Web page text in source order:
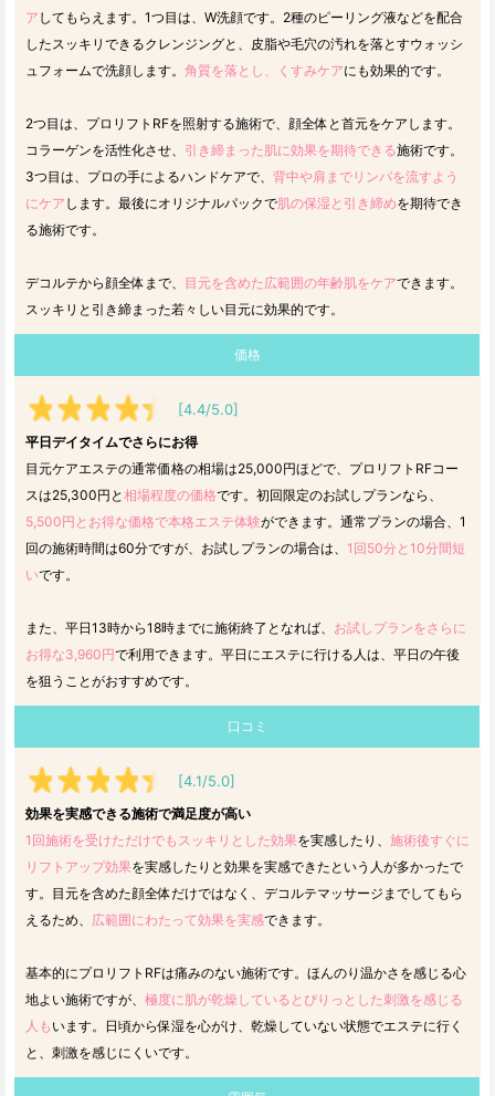
ア してもらえます。1つ目は、W洗顔です。2種のピーリング液などを配合
したスッキリできるクレンジングと、皮脂や毛穴の汚れを落とすウォッシ
ュフォームで洗顔します。 角質を落とし、くすみケアにも効果的です。
2つ目は、プロリフトRFを照射する施術で、顔全体と首元をケアします。
コラーゲンを活性化させ、 引き締まった肌に効果を期待できる施術です。
3つ目は、プロの手によるハンドケアで、 背中や肩までリンパを流すよう
にケア します。最後にオリジナルパックで肌の保湿と引き締めを期待でき
る施術です。
デコルテから顔全体まで、 目元を含めた広範囲の年齢肌をケアできます。
スッキリと引き締まった若々しい目元に効果的です。
価格
[4.4/5.0]
平日デイタイムでさらにお得
目元ケアエステの通常価格の相場は25,000円ほどで、プロリフトRFコー
スは25,300円と相場程度の価格です。初回限定のお試しプランなら、
5,500円とお得な価格で本格エステ体験ができます。通常プランの場合、1
回の施術時間は60分ですが、お試しプランの場合は、 1回50分と10分間短
いです。
また、平日13時から18時までに施術終了となれば、 お試しプランをさらに
お得な3,960円で利用できます。平日にエステに行ける人は、平日の午後
を狙うことがおすすめです。
口コミ
[4.1/5.0]
効果を実感できる施術で満足度が高い
1回施術を受けただけでもスッキリとした効果を実感したり、 施術後すぐに
リフトアップ効果を実感したりと効果を実感できたという人が多かったで
す。目元を含めた顔全体だけではなく、デコルテマッサージまでしてもら
えるため、 広範囲にわたって効果を実感できます。
基本的にプロリフトRFは痛みのない施術です。ほんのり温かさを感じる心
地よい施術ですが、 極度に肌が乾燥しているとぴりっとした刺激を感じる
人も います。日頃から保湿を心がけ、乾燥していない状態でエステに行く
と、刺激を感じにくいです。